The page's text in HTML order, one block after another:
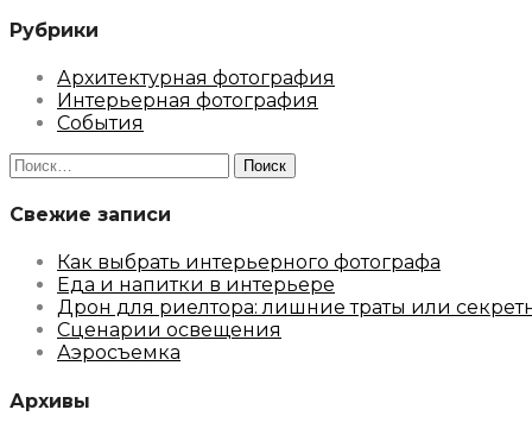
Рубрики
Архитектурная фотография
Интерьерная фотография
События
Найти:
Свежие записи
Как выбрать интерьерного фотографа
Еда и напитки в интерьере
Дрон для риелтора: лишние траты или
Сценарии освещения
Аэросъемка
Архивы